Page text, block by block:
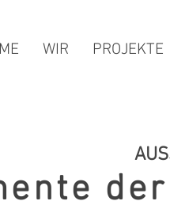
WIR PROJEKTE